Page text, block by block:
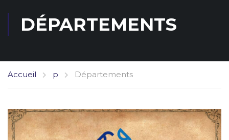
DÉPARTEMENTS
Accueil p Départements